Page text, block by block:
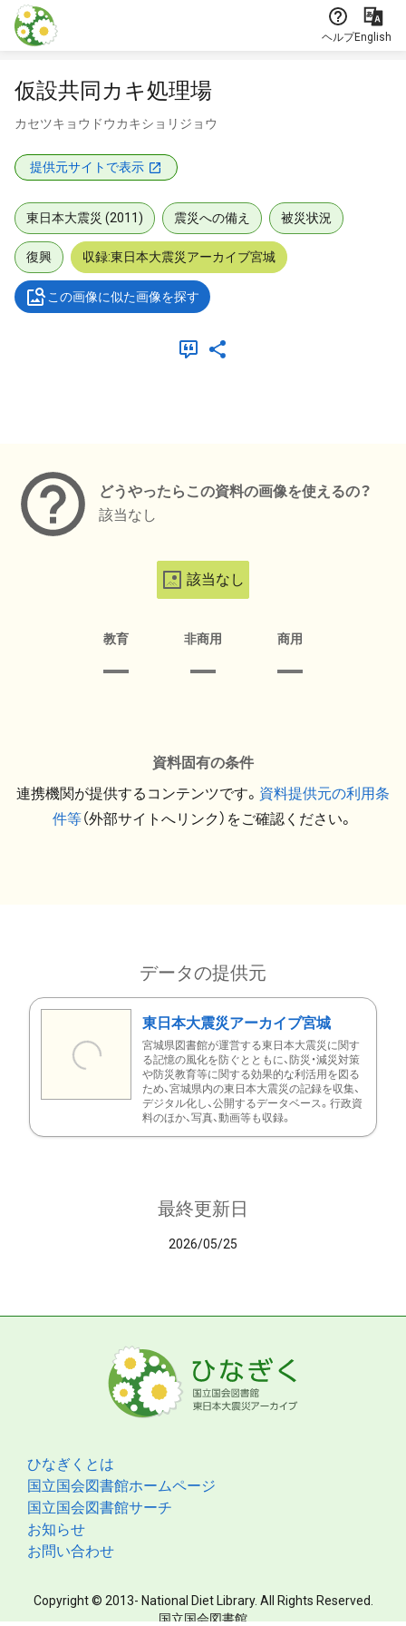
本文に飛ぶ
ヘルプEnglish
仮設共同カキ処理場
カセツキョウドウカキショリジョウ
提供元サイトで表示
東日本大震災 (2011) 震災への備え 被災状況
復興 収録:東日本大震災アーカイブ宮城
この画像に似た画像を探す
どうやったらこの資料の画像を使えるの？
該当なし
該当なし
教育 非商用 商用
資料固有の条件
連携機関が提供するコンテンツです。 資料提供元の利用条
件等（外部サイトへリンク）をご確認ください。
データの提供元
東日本大震災アーカイブ宮城
宮城県図書館が運営する東日本大震災に関す
る記憶の風化を防ぐとともに、防災・減災対策
や防災教育等に関する効果的な利活用を図る
ため、宮城県内の東日本大震災の記録を収集、
デジタル化し、公開するデータベース。行政資
料のほか、写真、動画等も収録。
最終更新日
2026/05/25
ひなぎくとは
国立国会図書館ホームページ
国立国会図書館サーチ
お知らせ
お問い合わせ
Copyright © 2013- National Diet Library. All Rights Reserved.